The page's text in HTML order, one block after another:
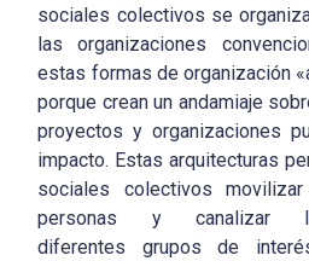
sociales colectivos se
las organizaciones
estas formas de organización
porque crean un andamiaje
proyectos y organizaciones
impacto. Estas arquitecturas
sociales colectivos
personas y canalizar
diferentes grupos de